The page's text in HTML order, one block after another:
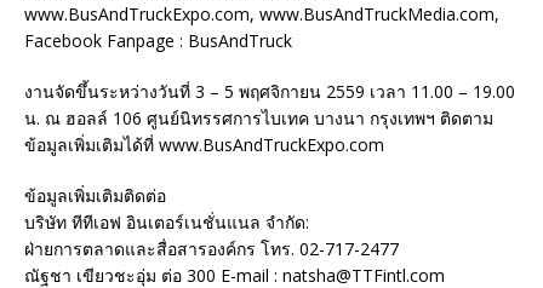
www.BusAndTruckExpo.com, www.BusAndTruckMedia.com,
Facebook Fanpage : BusAndTruck
งานจัดขึ้นระหว่างวันที่ 3 – 5 พฤศจิกายน 2559 เวลา 11.00 – 19.00
น. ณ ฮอลล์ 106 ศูนย์นิทรรศการไบเทค บางนา กรุงเทพฯ ติดตาม
ข้อมูลเพิ่มเติมได้ที่ www.BusAndTruckExpo.com
ข้อมูลเพิ่มเติมติดต่อ
บริษัท ทีทีเอฟ อินเตอร์เนชั่นแนล จำกัด:
ฝ่ายการตลาดและสื่อสารองค์กร โทร. 02-717-2477
ณัฐชา เขียวชะอุ่ม ต่อ 300 E-mail : natsha@TTFintl.com